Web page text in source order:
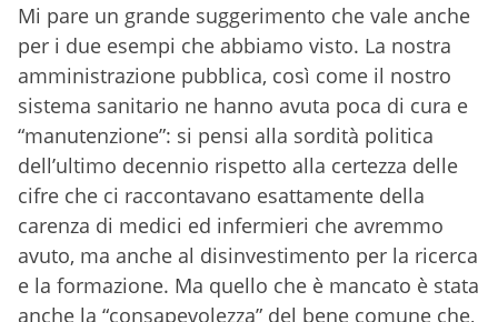
Mi pare un grande suggerimento che vale anche
per i due esempi che abbiamo visto. La nostra
amministrazione pubblica, così come il nostro
sistema sanitario ne hanno avuta poca di cura e
“manutenzione”: si pensi alla sordità politica
dell’ultimo decennio rispetto alla certezza delle
cifre che ci raccontavano esattamente della
carenza di medici ed infermieri che avremmo
avuto, ma anche al disinvestimento per la ricerca
e la formazione. Ma quello che è mancato è stata
anche la “consapevolezza” del bene comune che,